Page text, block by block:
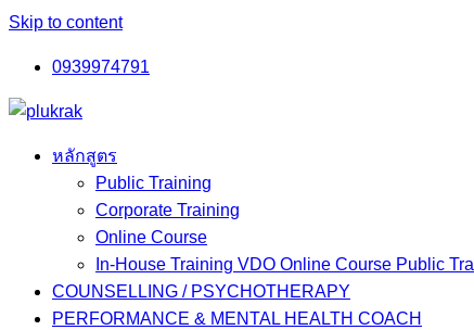
Skip to content
0939974791
หลักสูตร
Public Training
Corporate Training
Online Course
In-House Training VDO Online Course Public
COUNSELLING / PSYCHOTHERAPY
PERFORMANCE & MENTAL HEALTH COACH